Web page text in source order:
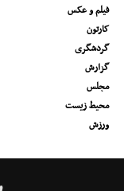
فیلم و عکس
کارتون
گردشگری
گزارش
مجلس
محیط زیست
ورزش